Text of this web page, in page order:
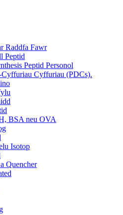
Raddfa Fawr
Peptid
Peptid Personol
Cyffuriau Cyffuriau (PDCs).
BSA neu OVA
Isotop
Quencher